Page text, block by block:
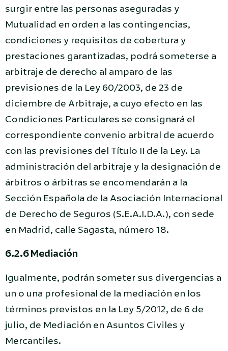
surgir entre las personas aseguradas y
Mutualidad en orden a las contingencias,
condiciones y requisitos de cobertura y
prestaciones garantizadas, podrá someterse a
arbitraje de derecho al amparo de las
previsiones de la Ley 60/2003, de 23 de
diciembre de Arbitraje, a cuyo efecto en las
Condiciones Particulares se consignará el
correspondiente convenio arbitral de acuerdo
con las previsiones del Título II de la Ley. La
administración del arbitraje y la designación de
árbitros o árbitras se encomendarán a la
Sección Española de la Asociación Internacional
de Derecho de Seguros (S.E.A.I.D.A.), con sede
en Madrid, calle Sagasta, número 18.
6.2.6 Mediación
Igualmente, podrán someter sus divergencias a
un o una profesional de la mediación en los
términos previstos en la Ley 5/2012, de 6 de
julio, de Mediación en Asuntos Civiles y
Mercantiles.